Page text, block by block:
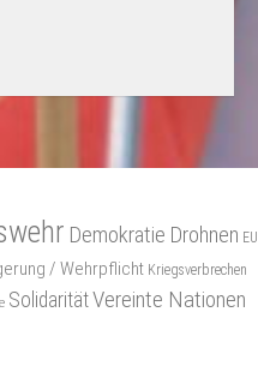
Demokratie Drohnen EU
/ Wehrpflicht Kriegsverbrechen
SolidaritätVereinte Nationen